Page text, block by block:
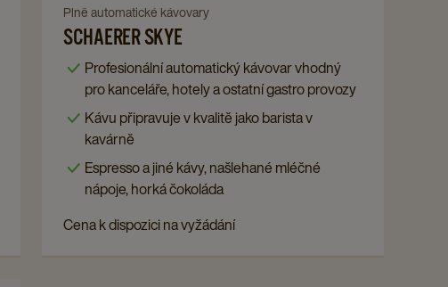
Navigate
to
Schaerer
Skye
details
page
Plně automatické kávovary
SCHAERER SKYE
Profesionální automatický kávovar vhodný
pro kanceláře, hotely a ostatní gastro provozy
Kávu připravuje v kvalitě jako barista v
kavárně
Espresso a jiné kávy, našlehané mléčné
nápoje, horká čokoláda
Cena k dispozici na vyžádání